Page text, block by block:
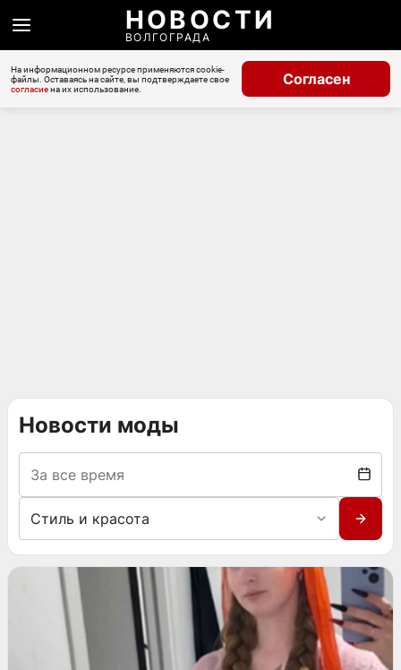
НОВОСТИ
ВОЛГОГРАДА
На информационном ресурсе применяются cookie-
файлы. Оставаясь на сайте, вы подтверждаете свое
согласиена их использование.
Согласен
Новости моды